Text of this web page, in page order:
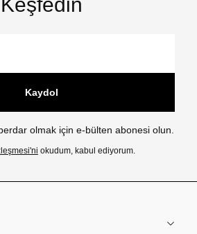
Kaydol
olmak için e-bülten abonesi olun.
okudum, kabul ediyorum.